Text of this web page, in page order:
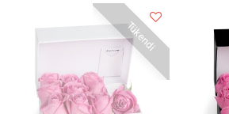
Tükendi